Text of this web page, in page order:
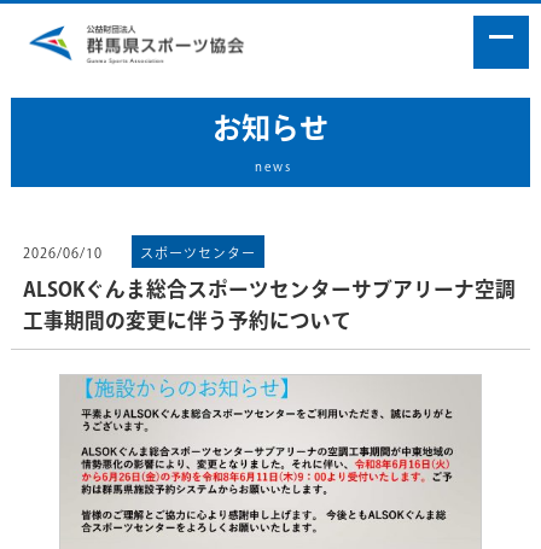
お知らせ
news
2026/06/10 スポーツセンター
ALSOKぐんま総合スポーツセンターサブアリーナ空調
工事期間の変更に伴う予約について